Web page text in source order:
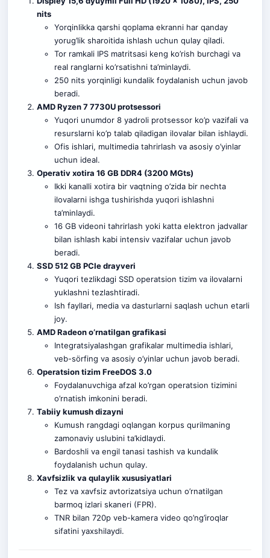
nits
Yorqinlikka qarshi qoplama ekranni har qanday
yorug’lik sharoitida ishlash uchun qulay qiladi.
Tor ramkali IPS matritsasi keng ko’rish burchagi va
real ranglarni ko’rsatishni ta’minlaydi.
250 nits yorqinligi kundalik foydalanish uchun javob
beradi.
AMD Ryzen 7 7730U protsessori
Yuqori unumdor 8 yadroli protsessor ko’p vazifali va
resurslarni ko’p talab qiladigan ilovalar bilan ishlaydi.
Ofis ishlari, multimedia tahrirlash va asosiy o’yinlar
uchun ideal.
Operativ xotira 16 GB DDR4 (3200 MGts)
Ikki kanalli xotira bir vaqtning o’zida bir nechta
ilovalarni ishga tushirishda yuqori ishlashni
ta’minlaydi.
16 GB videoni tahrirlash yoki katta elektron jadvallar
bilan ishlash kabi intensiv vazifalar uchun javob
beradi.
SSD 512 GB PCIe drayveri
Yuqori tezlikdagi SSD operatsion tizim va ilovalarni
yuklashni tezlashtiradi.
Ish fayllari, media va dasturlarni saqlash uchun etarli
joy.
AMD Radeon o’rnatilgan grafikasi
Integratsiyalashgan grafikalar multimedia ishlari,
veb-sörfing va asosiy o’yinlar uchun javob beradi.
Operatsion tizim FreeDOS 3.0
Foydalanuvchiga afzal ko’rgan operatsion tizimini
o’rnatish imkonini beradi.
Tabiiy kumush dizayni
Kumush rangdagi oqlangan korpus qurilmaning
zamonaviy uslubini ta’kidlaydi.
Bardoshli va engil tanasi tashish va kundalik
foydalanish uchun qulay.
Xavfsizlik va qulaylik xususiyatlari
Tez va xavfsiz avtorizatsiya uchun o’rnatilgan
barmoq izlari skaneri (FPR).
TNR bilan 720p veb-kamera video qo’ng’iroqlar
sifatini yaxshilaydi.